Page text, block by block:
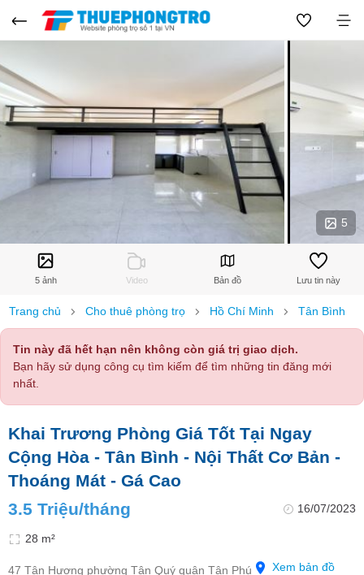
5
5 ảnh Video Bản đồ Lưu tin này
Trang chủ Cho thuê phòng trọ Hồ Chí Minh Tân Bình
Tin này đã hết hạn nên không còn giá trị giao dịch.
Bạn hãy sử dụng công cụ tìm kiếm để tìm những tin đăng mới
nhất.
Khai Trương Phòng Giá Tốt Tại Ngay
Cộng Hòa - Tân Bình - Nội Thất Cơ Bản -
Thoáng Mát - Gá Cao
3.5 Triệu/tháng
16/07/2023
28 m²
47 Tân Hương phường Tân Quý quận Tân Phú Xem bản đồ